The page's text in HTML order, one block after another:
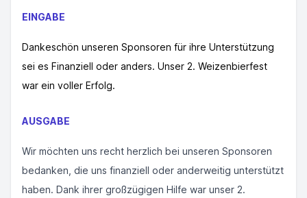
EINGABE
Dankeschön unseren Sponsoren für ihre Unterstützung
sei es Finanziell oder anders. Unser 2. Weizenbierfest
war ein voller Erfolg.
AUSGABE
Wir möchten uns recht herzlich bei unseren Sponsoren
bedanken, die uns finanziell oder anderweitig unterstützt
haben. Dank ihrer großzügigen Hilfe war unser 2.